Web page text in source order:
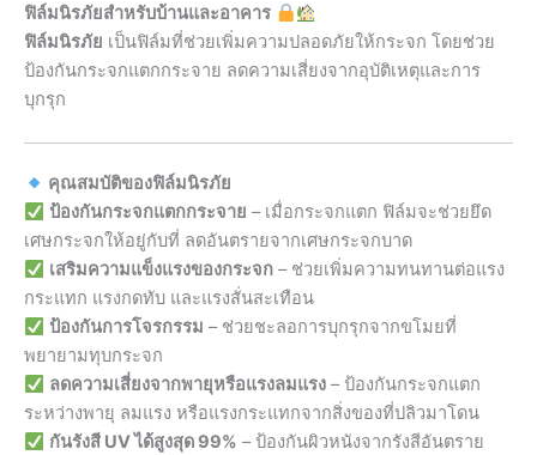
ฟิล์มนิรภัยสำหรับบ้านและอาคาร
ฟิล์มนิรภัย เป็นฟิล์มที่ช่วยเพิ่มความปลอดภัยให้กระจก โดยช่วย
ป้องกันกระจกแตกกระจาย ลดความเสี่ยงจากอุบัติเหตุและการ
บุกรุก
คุณสมบัติของฟิล์มนิรภัย
ป้องกันกระจกแตกกระจาย – เมื่อกระจกแตก ฟิล์มจะช่วยยึด
เศษกระจกให้อยู่กับที่ ลดอันตรายจากเศษกระจกบาด
เสริมความแข็งแรงของกระจก– ช่วยเพิ่มความทนทานต่อแรง
กระแทก แรงกดทับ และแรงสั่นสะเทือน
ป้องกันการโจรกรรม – ช่วยชะลอการบุกรุกจากขโมยที่
พยายามทุบกระจก
ลดความเสี่ยงจากพายุหรือแรงลมแรง– ป้องกันกระจกแตก
ระหว่างพายุ ลมแรง หรือแรงกระแทกจากสิ่งของที่ปลิวมาโดน
กันรังสี UV ได้สูงสุด 99% – ป้องกันผิวหนังจากรังสีอันตราย